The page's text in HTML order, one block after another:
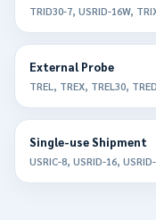
TRID30-7, USRID-16W,
External Probe
TREL, TREX, TREL30,
Single-use Shipment
USRIC-8, USRID-16,